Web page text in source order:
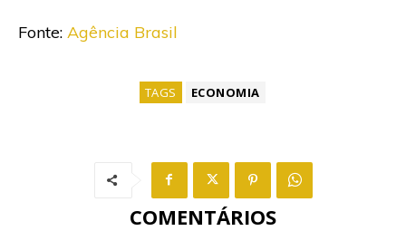
Fonte: Agência Brasil
TAGS ECONOMIA
COMENTÁRIOS